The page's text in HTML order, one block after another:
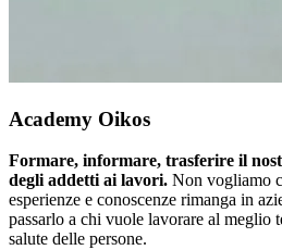
Academy Oikos
Formare, informare, trasferire il
degli addetti ai lavori. Non vogliamo
esperienze e conoscenze rimanga in
passarlo a chi vuole lavorare al meglio
salute delle persone.